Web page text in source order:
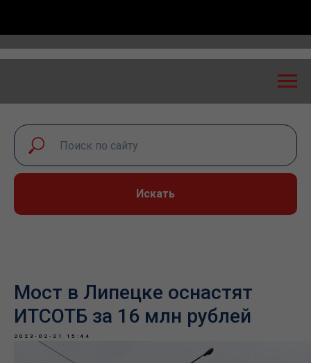
Искать
Мост в Липецке оснастят
ИТСОТБ за 16 млн рублей
2023-02-21 15:44